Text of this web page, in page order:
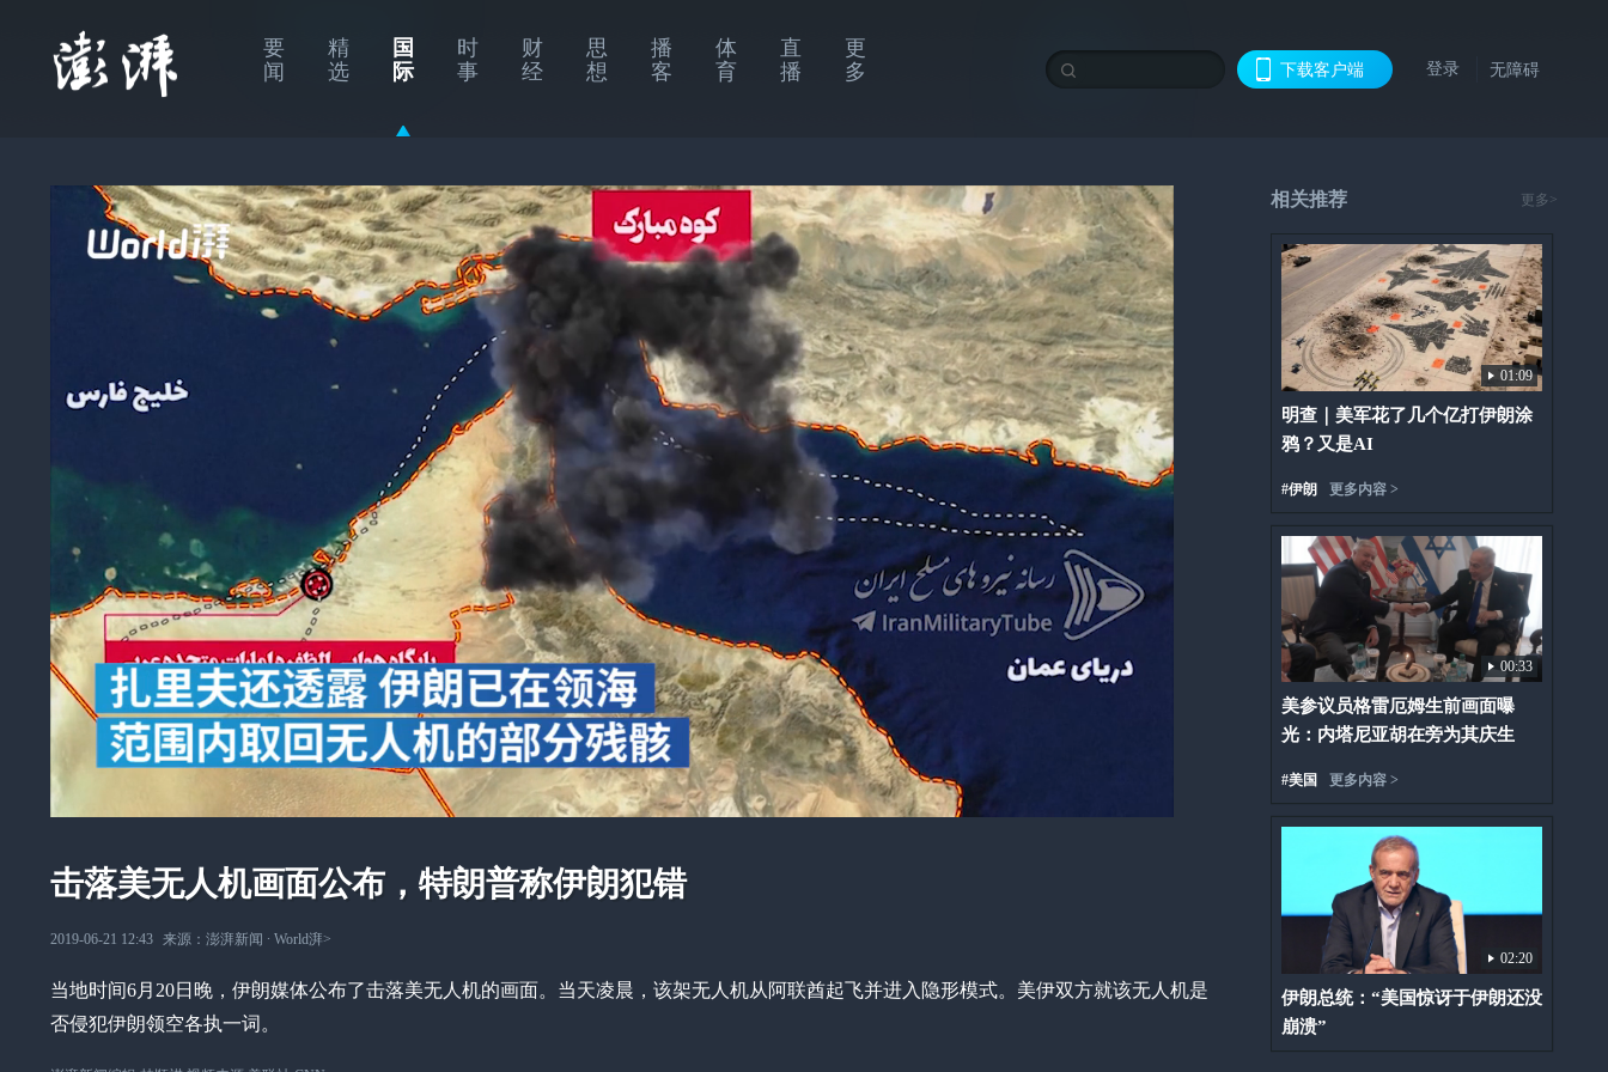
要
闻
精
选
国
际
时
事
财
经
思
想
播
客
体
育
直
播
更
多
下载客户端 登录 无障碍
击落美无人机画面公布，特朗普称伊朗犯错
2019-06-21 12:43 来源： 澎湃新闻 ∙ World湃>
当地时间6月20日晚，伊朗媒体公布了击落美无人机的画面。当天凌晨，该架无人机从阿联酋起飞并进入隐形模式。美伊双方就该无人机是
否侵犯伊朗领空各执一词。
相关推荐 更多>
01:09
明查｜美军花了几个亿打伊朗涂
鸦？又是AI
#伊朗 更多内容 >
00:33
美参议员格雷厄姆生前画面曝
光：内塔尼亚胡在旁为其庆生
#美国 更多内容 >
02:20
伊朗总统：“美国惊讶于伊朗还没
崩溃”